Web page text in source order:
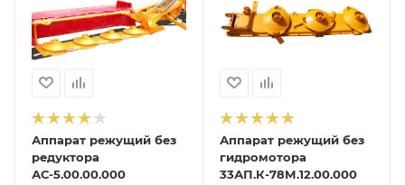
Аппарат режущий без
редуктора
АС-5.00.00.000
Аппарат режущий без
гидромотора
33АП.К-78М.12.00.000